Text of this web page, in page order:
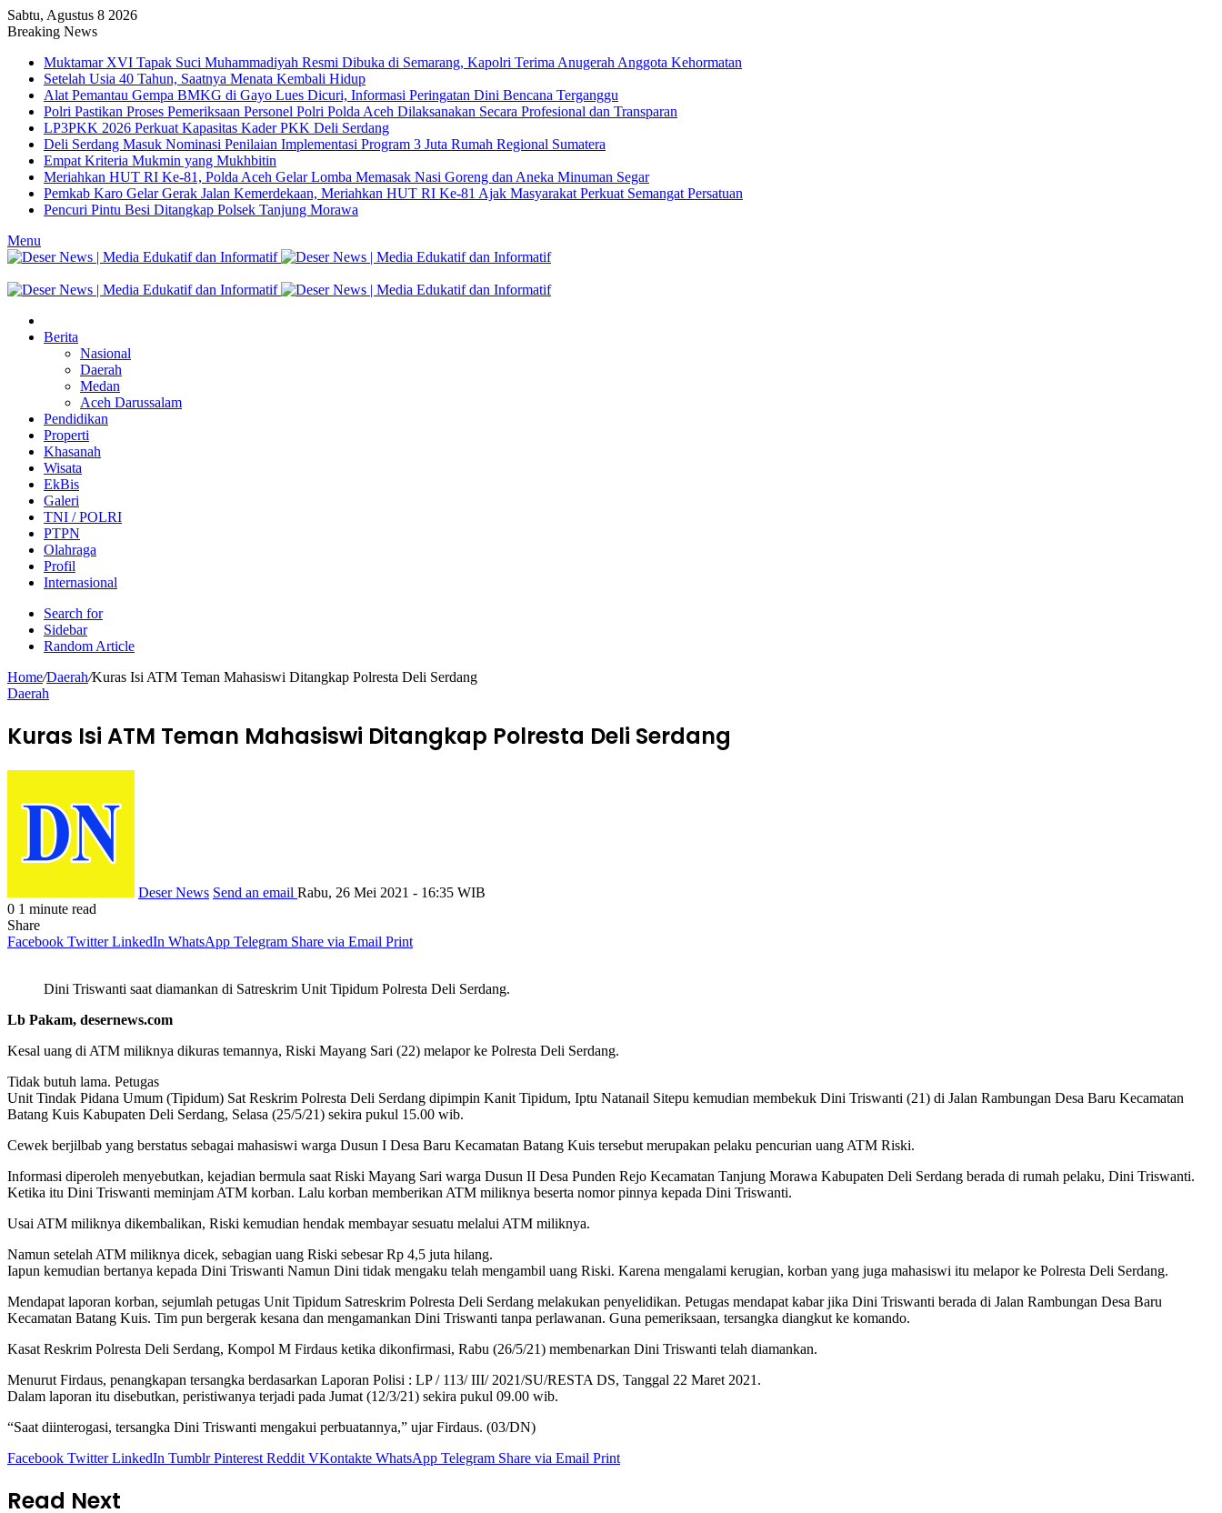
Sabtu, Agustus 8 2026
Breaking News
Muktamar XVI Tapak Suci Muhammadiyah Resmi Dibuka di Semarang, Kapolri Terima Anugerah Anggota Kehormatan
Setelah Usia 40 Tahun, Saatnya Menata Kembali Hidup
Alat Pemantau Gempa BMKG di Gayo Lues Dicuri, Informasi Peringatan Dini Bencana Terganggu
Polri Pastikan Proses Pemeriksaan Personel Polri Polda Aceh Dilaksanakan Secara Profesional dan Transparan
LP3PKK 2026 Perkuat Kapasitas Kader PKK Deli Serdang
Deli Serdang Masuk Nominasi Penilaian Implementasi Program 3 Juta Rumah Regional Sumatera
Empat Kriteria Mukmin yang Mukhbitin
Meriahkan HUT RI Ke-81, Polda Aceh Gelar Lomba Memasak Nasi Goreng dan Aneka Minuman Segar
Pemkab Karo Gelar Gerak Jalan Kemerdekaan, Meriahkan HUT RI Ke-81 Ajak Masyarakat Perkuat Semangat Persatuan
Pencuri Pintu Besi Ditangkap Polsek Tanjung Morawa
Menu
Berita
Nasional
Daerah
Medan
Aceh Darussalam
Pendidikan
Properti
Khasanah
Wisata
EkBis
Galeri
TNI / POLRI
PTPN
Olahraga
Profil
Internasional
Search for
Sidebar
Random Article
Home/Daerah/Kuras Isi ATM Teman Mahasiswi Ditangkap Polresta Deli Serdang
Daerah
Kuras Isi ATM Teman Mahasiswi Ditangkap Polresta Deli Serdang
Deser News Send an email Rabu, 26 Mei 2021 - 16:35 WIB
0 1 minute read
Share
Facebook Twitter LinkedIn WhatsApp Telegram Share via Email Print
Dini Triswanti saat diamankan di Satreskrim Unit Tipidum Polresta Deli Serdang.
Lb Pakam, desernews.com
Kesal uang di ATM miliknya dikuras temannya, Riski Mayang Sari (22) melapor ke Polresta Deli Serdang.
Tidak butuh lama. Petugas
Unit Tindak Pidana Umum (Tipidum) Sat Reskrim Polresta Deli Serdang dipimpin Kanit Tipidum, Iptu Natanail Sitepu kemudian membekuk Dini Triswanti (21) di Jalan Rambungan Desa Baru Kecamatan
Batang Kuis Kabupaten Deli Serdang, Selasa (25/5/21) sekira pukul 15.00 wib.
Cewek berjilbab yang berstatus sebagai mahasiswi warga Dusun I Desa Baru Kecamatan Batang Kuis tersebut merupakan pelaku pencurian uang ATM Riski.
Informasi diperoleh menyebutkan, kejadian bermula saat Riski Mayang Sari warga Dusun II Desa Punden Rejo Kecamatan Tanjung Morawa Kabupaten Deli Serdang berada di rumah pelaku, Dini Triswanti.
Ketika itu Dini Triswanti meminjam ATM korban. Lalu korban memberikan ATM miliknya beserta nomor pinnya kepada Dini Triswanti.
Usai ATM miliknya dikembalikan, Riski kemudian hendak membayar sesuatu melalui ATM miliknya.
Namun setelah ATM miliknya dicek, sebagian uang Riski sebesar Rp 4,5 juta hilang.
Iapun kemudian bertanya kepada Dini Triswanti Namun Dini tidak mengaku telah mengambil uang Riski. Karena mengalami kerugian, korban yang juga mahasiswi itu melapor ke Polresta Deli Serdang.
Mendapat laporan korban, sejumlah petugas Unit Tipidum Satreskrim Polresta Deli Serdang melakukan penyelidikan. Petugas mendapat kabar jika Dini Triswanti berada di Jalan Rambungan Desa Baru
Kecamatan Batang Kuis. Tim pun bergerak kesana dan mengamankan Dini Triswanti tanpa perlawanan. Guna pemeriksaan, tersangka diangkut ke komando.
Kasat Reskrim Polresta Deli Serdang, Kompol M Firdaus ketika dikonfirmasi, Rabu (26/5/21) membenarkan Dini Triswanti telah diamankan.
Menurut Firdaus, penangkapan tersangka berdasarkan Laporan Polisi : LP / 113/ III/ 2021/SU/RESTA DS, Tanggal 22 Maret 2021.
Dalam laporan itu disebutkan, peristiwanya terjadi pada Jumat (12/3/21) sekira pukul 09.00 wib.
“Saat diinterogasi, tersangka Dini Triswanti mengakui perbuatannya,” ujar Firdaus. (03/DN)
Facebook Twitter LinkedIn Tumblr Pinterest Reddit VKontakte WhatsApp Telegram Share via Email Print
Read Next